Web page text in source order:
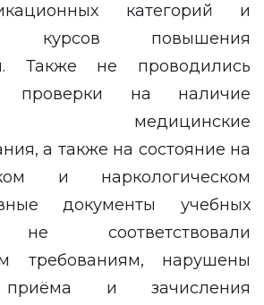
категорий и
курсов повышения
Также не проводились
проверки на наличие
медицинские
а также на состояние на
и наркологическом
документы учебных
не соответствовали
требованиям, нарушены
и зачисления